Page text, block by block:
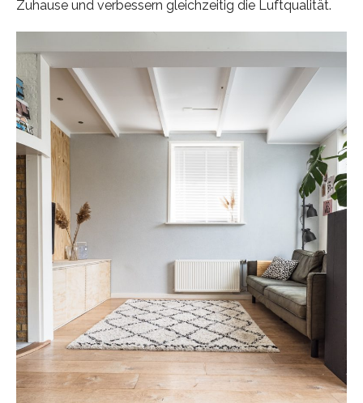
Zuhause und verbessern gleichzeitig die Luftqualität.